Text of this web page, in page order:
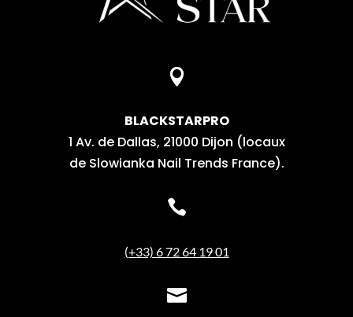

BLACKSTARPRO
1 Av. de Dallas, 21000 Dijon (locaux
de Slowianka Nail Trends France).

(+33) 6 72 64 19 01
